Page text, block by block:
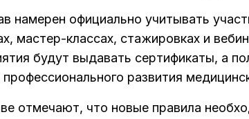
намерен официально учитывать
мастер-классах, стажировках и
будут выдавать сертификаты, а
развития
отмечают, что новые правила